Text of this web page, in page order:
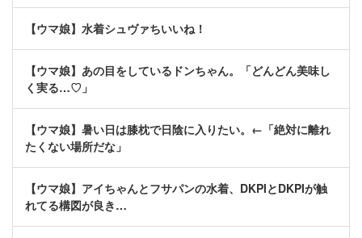
【ウマ娘】水着シュヴァちいいね！
【ウマ娘】あの目をしているドンちゃん。「どんどん美味し
く実る…♡」
【ウマ娘】暑い日は膝枕で日陰に入りたい。←「絶対に離れ
たくない場所だな」
【ウマ娘】アイちゃんとフサパンの水着、DKPIとDKPIが触
れてる構図が良き…